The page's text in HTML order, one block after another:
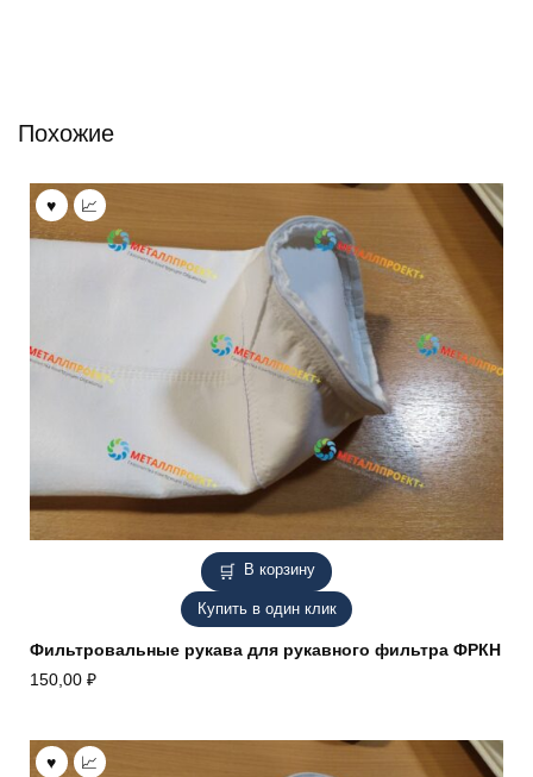
Похожие
В корзину
Купить в один клик
Фильтровальные рукава для рукавного фильтра ФРКН
150,00 ₽